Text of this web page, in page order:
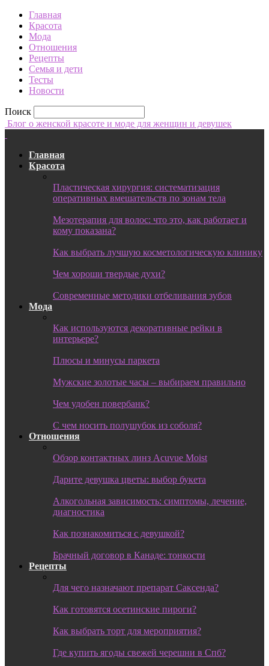
Главная
Красота
Мода
Отношения
Рецепты
Семья и дети
Тесты
Новости
Поиск
Блог о женской красоте и моде для женщин и девушек
Главная
Красота
Пластическая хирургия: систематизация
оперативных вмешательств по зонам тела
Мезотерапия для волос: что это, как работает и
кому показана?
Как выбрать лучшую косметологическую клинику
Чем хороши твердые духи?
Современные методики отбеливания зубов
Мода
Как используются декоративные рейки в
интерьере?
Плюсы и минусы паркета
Мужские золотые часы – выбираем правильно
Чем удобен повербанк?
С чем носить полушубок из соболя?
Отношения
Обзор контактных линз Acuvue Moist
Дарите девушка цветы: выбор букета
Алкогольная зависимость: симптомы, лечение,
диагностика
Как познакомиться с девушкой?
Брачный договор в Канаде: тонкости
Рецепты
Для чего назначают препарат Саксенда?
Как готовятся осетинские пироги?
Как выбрать торт для мероприятия?
Где купить ягоды свежей черешни в Спб?